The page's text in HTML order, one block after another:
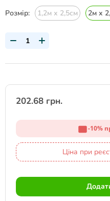
Розмір: 1,2м х 2,5см 2м х
202.68 грн.
-10%
Ціна при